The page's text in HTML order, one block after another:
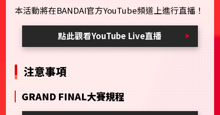
本活動將在BANDAI官方YouTube頻道上進行直播！
點此觀看YouTube Live直播
注意事項
GRAND FINAL大賽規程